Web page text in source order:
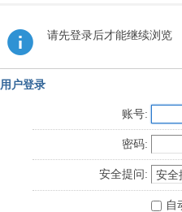
请先登录后才能继续浏览
用户登录
账号:
密码:
安全提问:
自